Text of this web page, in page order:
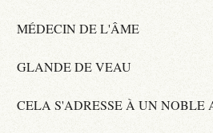
MÉDECIN DE L'ÂME
GLANDE DE VEAU
CELA S'ADRESSE À UN NOBLE